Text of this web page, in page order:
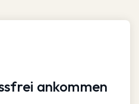
ankommen